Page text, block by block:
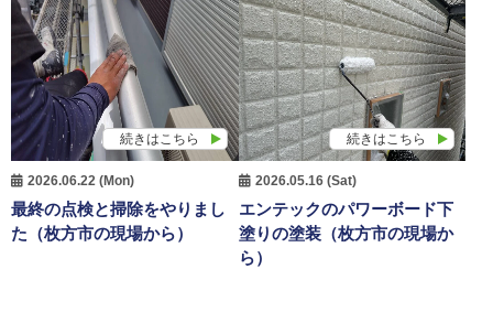
続きはこちら
2026.06.22 (Mon)
最終の点検と掃除をやりまし
た（枚方市の現場から）
続きはこちら
2026.05.16 (Sat)
エンテックのパワーボード下
塗りの塗装（枚方市の現場か
ら）